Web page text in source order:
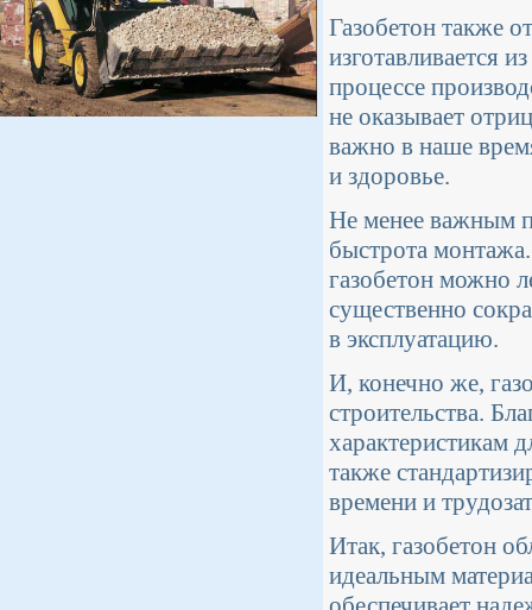
Газобетон также
изготавливается
процессе
не оказывает
важно в наше
и здоровье.
Не менее важным
быстрота
газобетон можно
существенно
в эксплуатацию.
И, конечно же,
строительства.
характеристикам
также
времени и
Итак, газобетон
идеальным